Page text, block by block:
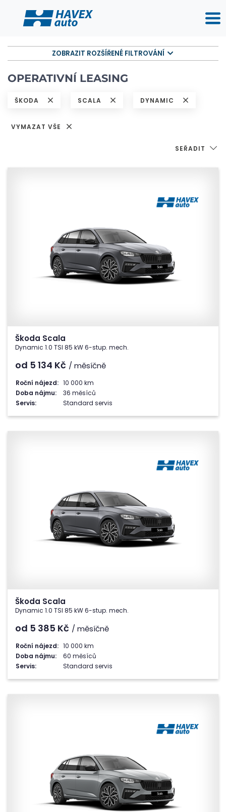
ZOBRAZIT ROZŠÍŘENÉ FILTROVÁNÍ
OPERATIVNÍ LEASING
ŠKODA SCALA DYNAMIC
VYMAZAT VŠE
SEŘADIT
Škoda Scala
Dynamic 1.0 TSI 85 kW 6-stup. mech.
od 5 134 Kč / měsíčně
Roční nájezd: 10 000 km
Doba nájmu:
36 měsíců
Servis:
Standard servis
Škoda Scala
Dynamic 1.0 TSI 85 kW 6-stup. mech.
od 5 385 Kč / měsíčně
Roční nájezd: 10 000 km
Doba nájmu:
60 měsíců
Servis:
Standard servis